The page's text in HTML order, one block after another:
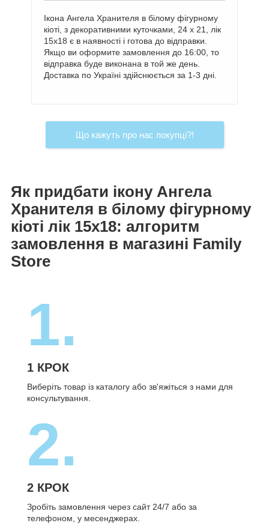
Ікона Ангела Хранителя в білому фігурному
кіоті, з декоративними куточками, 24 х 21, лік
15х18 є в наявності і готова до відправки.
Якщо ви оформите замовлення до 16:00, то
відправка буде виконана в той же день.
Доставка по Україні здійснюється за 1-3 дні.
Що кажуть про нас покупці?!
Як придбати ікону Ангела
Хранителя в білому фігурному
кіоті лік 15х18: алгоритм
замовлення в магазині Family
Store
1.
1 КРОК
Виберіть товар із каталогу або зв'яжіться з нами для
консультування.
2.
2 КРОК
Зробіть замовлення через сайт 24/7 або за
телефоном, у месенджерах.